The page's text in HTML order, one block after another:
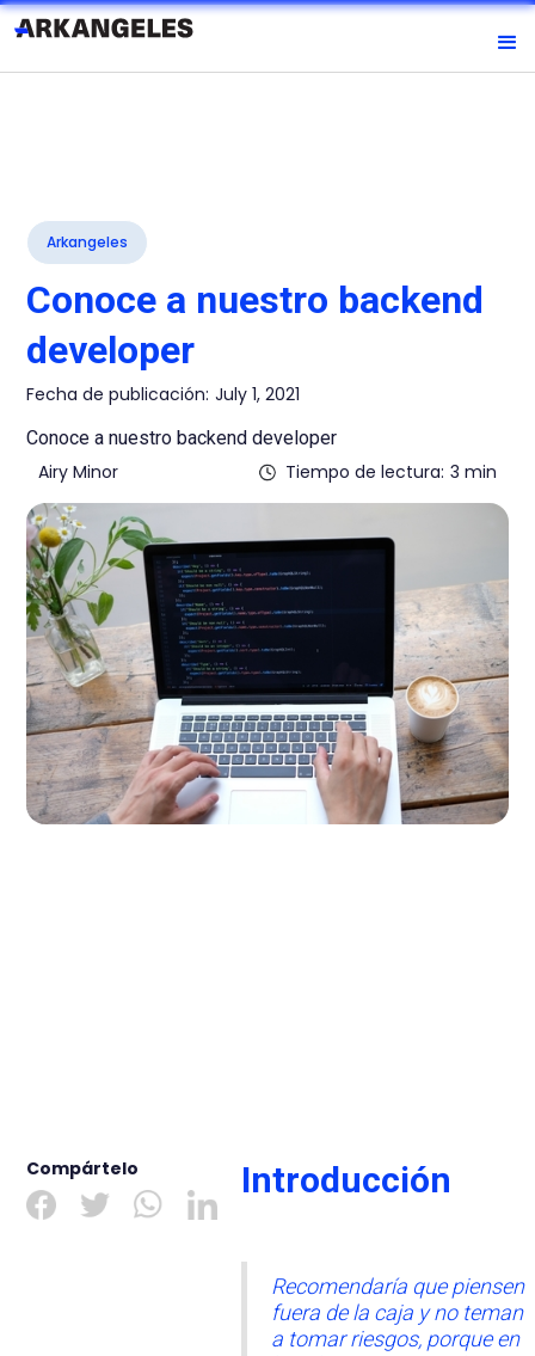
Arkangeles
Conoce a nuestro backend
developer
Fecha de publicación: July 1, 2021
Conoce a nuestro backend developer
Airy Minor Tiempo de lectura: 3 min
Compártelo Introducción
Recomendaría que piensen
fuera de la caja y no teman
a tomar riesgos, porque en